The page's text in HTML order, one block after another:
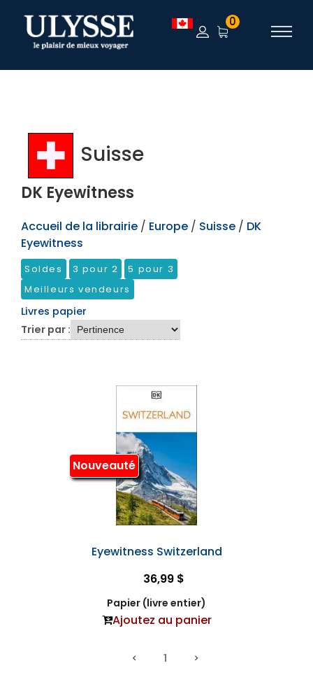
TEST 0
Suisse
DK Eyewitness
Accueil de la librairie / Europe / Suisse / DK
Eyewitness
Soldes 3 pour 2
5 pour 3
Meilleurs vendeurs
Livres papier
Trier par :
Nouveauté
Eyewitness Switzerland
36,99 $
Papier (livre entier)
Ajoutez au panier
1